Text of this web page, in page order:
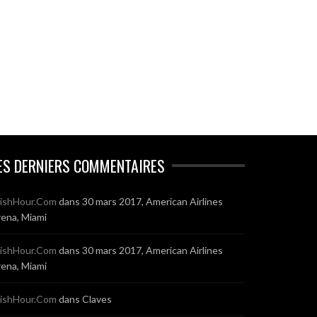
DERNIERS COMMENTAIRES
dans 30 mars 2017, American Airlines
Miami
dans 30 mars 2017, American Airlines
Miami
dans Claves